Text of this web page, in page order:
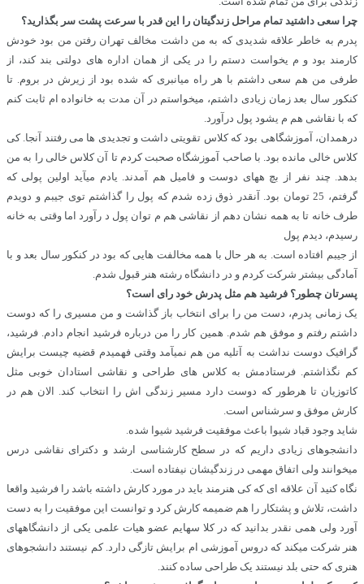
چرا سعی داشتید تمام مراحل زندگیتان را این قدر با سرعت پشت سر بگذارید؟
پدرم به خاطر علاقه شدیدی که به من داشت مخالف تهران رفتن من بود خودش
کارمند بود و م یخواست دستم را در یکی از همان اداره های دولتی بند کند، از
طرفی من هم سعی داشتم با هر راه میانبری که شده بود از زیرش در بروم. تا
کنکور سال بعد زمان زیادی داشتم، میخواستم در آن مدت به خانواده ام ثابت کنم
که با نقاشی هم م یشود پول درآورد.
درهمدان، آموزشگاهی بود که کلاس تقویتی داشت و تجدیدی ها می رفتند آنجا. کی
کلاس خالی مانده بود. با صاحب آموزشگاه صحبت کردم تا آن کلاس خالی را به من
بدهد. چند نفر از بچ ههای دوست و فامیل هم آمدند. یادم میآید اولین پولی که
گرفتم، 25 تومان بود. آنقدر ذوق زده شدم که پول را گذاشتم توی جیبم و دویدم
طرف خانه تا به همه نشان دهم از نقاشی هم م توان پول د رآورد اما وقتی به خانه
رسیدم، دیدم پول
از جیبم افتاده است. به هر حال با همه مخالفت هایی که بود در کنکور سال بعد و با
آمادگی بیشتر شرکت کردم و در دانشگاه رشته هنر قبول شدم.
پسرتان چطور؟ فرشید هم مثل پدرش خود رای است؟
یک زمانی پدرم، دست من را برای انتخاب باز گذاشت و من مسیری را که دوست
داشتم رفتم و موفق هم شدم. همین کار را من درباره فرشید انجام دادم. فرشید،
گرافیک دوست نداشت به آتلیه من هم نمیآمد وقتی فهمیدم قضیه چیست برایش
کم نگذاشتم. فرستادمش به کلاس های طراحی و نقاشی استادان خوبی مثل
کاتوزیان تا هرطور که دوست دارد مسیر زندگی اش را انتخاب کند. الان هم در
کارش موفق و سرشناس است.
شاید وجود قباد شیوا باعث موفقیت فرشید شیوا شده.
دانشجوهای زیادی داریم که در سطح کارشناسی ارشد و دکترای نقاشی درس
میخوانند ولی اتفاق مهمی در زندگیشان نیفتاده است.
نگاه کنید آن علاقه ای که کی هنرمند باید در مورد کارش داشته باشد را فرشید واقعا
داشت، تلاش و پشتکار را هم ضمیمه کارش کرد و توانست این موفقیت را به دست
آورد ولی همی نقدر بدانید که در کلا سهایم عضو هیات علمی یکی از دانشگاههای
هنر شرکت میکند که دروس آموزشی ام برایش تازگی دارد. کم نیستند دانشجوهای
هنری که حتی بلد نیستند یک طراحی ساده کنند.